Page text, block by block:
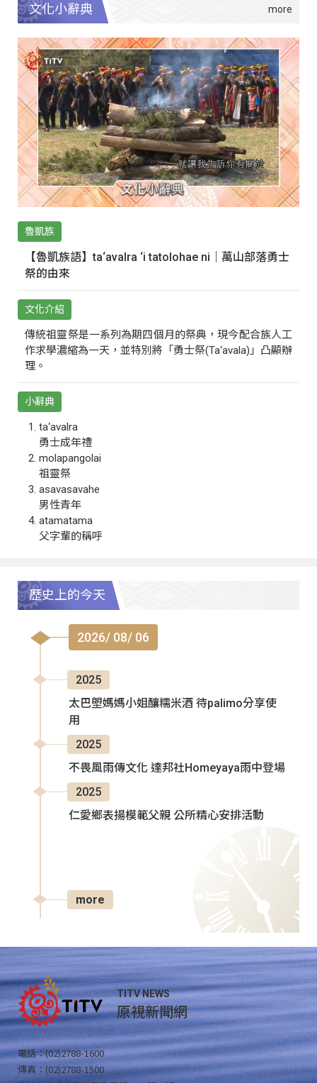
文化小辭典
魯凱族
【魯凱族語】ta‘avalra ‘i tatolohae ni｜萬山部落勇士
祭的由來
文化介紹
傳統祖靈祭是一系列為期四個月的祭典，現今配合族人工
作求學濃縮為一天，並特別將「勇士祭(Ta‘avala)」凸顯辦
理。
小辭典
ta‘avalra
勇士成年禮
molapangolai
祖靈祭
asavasavahe
男性青年
atamatama
父字輩的稱呼
歷史上的今天
2026/ 08/ 06
2025
太巴塱媽媽小姐釀糯米酒 待palimo分享使
用
2025
不畏風雨傳文化 達邦社Homeyaya雨中登場
2025
仁愛鄉表揚模範父親 公所精心安排活動
more
TITV NEWS
原視新聞網
電話：(02)2788-1600
傳真：(02)2788-1500